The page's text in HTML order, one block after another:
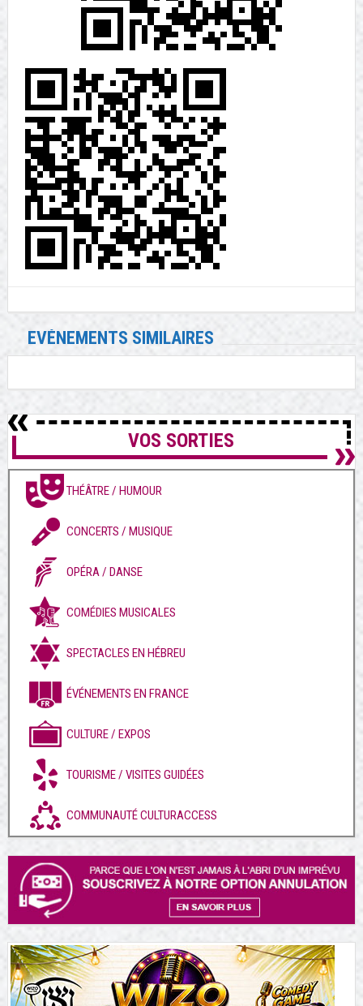
EVÉNEMENTS SIMILAIRES
VOS SORTIES
THÉÂTRE / HUMOUR
CONCERTS / MUSIQUE
OPÉRA / DANSE
COMÉDIES MUSICALES
SPECTACLES EN HÉBREU
ÉVÉNEMENTS EN FRANCE
CULTURE / EXPOS
TOURISME / VISITES GUIDÉES
COMMUNAUTÉ CULTURACCESS